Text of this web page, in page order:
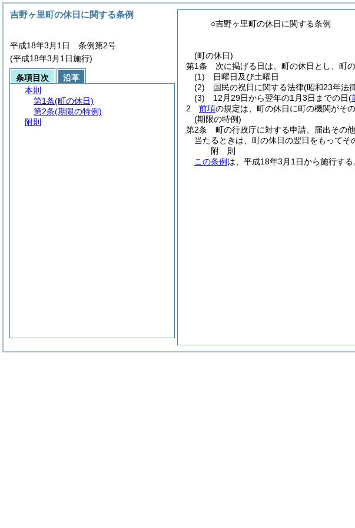
○吉野ヶ里町の休日に関する条例
(町の休日)
第1条
次に掲げる日は、町の休日とし、町
(1)
日曜日及び土曜日
(2)
国民の祝日に関する法律(昭和23年法
(3)
12月29日から翌年の1月3日までの日(
2
前項の規定は、町の休日に町の機関がそ
(期限の特例)
第2条
町の行政庁に対する申請、届出その
当たるときは、町の休日の翌日をもってそ
附 則
この条例 は、平成18年3月1日から施行する
吉野ヶ里町の休日に関する条例
平成18年3月1日 条例第2号
(平成18年3月1日施行)
条項目次
沿革
本則
第1条(町の休日)
第2条(期限の特例)
附則